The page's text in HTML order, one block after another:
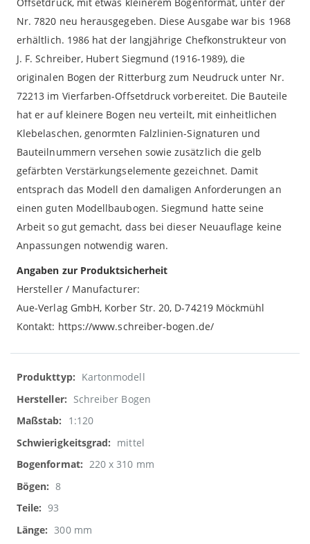
Nr. 7820 neu herausgegeben. Diese Ausgabe war bis 1968
erhältlich. 1986 hat der langjährige Chefkonstrukteur von
J. F. Schreiber, Hubert Siegmund (1916-1989), die
originalen Bogen der Ritterburg zum Neudruck unter Nr.
72213 im Vierfarben-Offsetdruck vorbereitet. Die Bauteile
hat er auf kleinere Bogen neu verteilt, mit einheitlichen
Klebelaschen, genormten Falzlinien-Signaturen und
Bauteilnummern versehen sowie zusätzlich die gelb
gefärbten Verstärkungselemente gezeichnet. Damit
entsprach das Modell den damaligen Anforderungen an
einen guten Modellbaubogen. Siegmund hatte seine
Arbeit so gut gemacht, dass bei dieser Neuauflage keine
Anpassungen notwendig waren.
Angaben zur Produktsicherheit
Hersteller / Manufacturer:
Aue-Verlag GmbH, Korber Str. 20, D-74219 Möckmühl
Kontakt: https://www.schreiber-bogen.de/
Weitere
Informationen
Kartonmodell
Schreiber Bogen
1:120
mittel
220 x 310 mm
8
93
300 mm